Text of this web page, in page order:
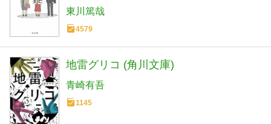
東川篤哉
4579
地雷グリコ (角川文庫)
青崎有吾
1145